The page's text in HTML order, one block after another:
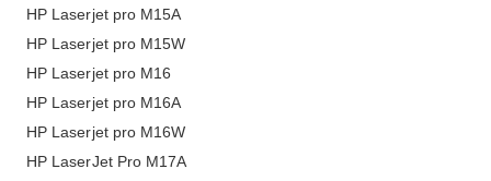
HP Laserjet pro M15A
HP Laserjet pro M15W
HP Laserjet pro M16
HP Laserjet pro M16A
HP Laserjet pro M16W
HP LaserJet Pro M17A